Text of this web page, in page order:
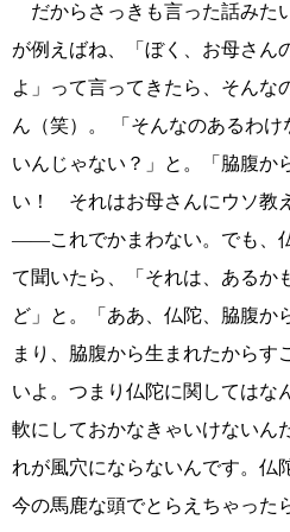
だからさっきも言った話みた
が例えばね、「ぼく、お母さん
よ」って言ってきたら、そんな
ん（笑）。 「そんなのあるわ
いんじゃない？」と。「脇腹か
い！ それはお母さんにウソ教
――これでかまわない。でも、
て聞いたら、「それは、あるか
ど」と。「ああ、仏陀、脇腹か
まり、脇腹から生まれたからす
いよ。つまり仏陀に関してはな
軟にしておかなきゃいけないん
れが風穴にならないんです。仏
今の馬鹿な頭でとらえちゃった